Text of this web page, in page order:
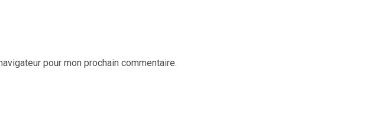
pour mon prochain commentaire.